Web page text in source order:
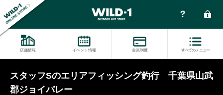
店舗情報 イベント情報 会員制度 すべてのメニュー
スタッフSのエリアフィッシング釣行 千葉県山武
郡ジョイバレー